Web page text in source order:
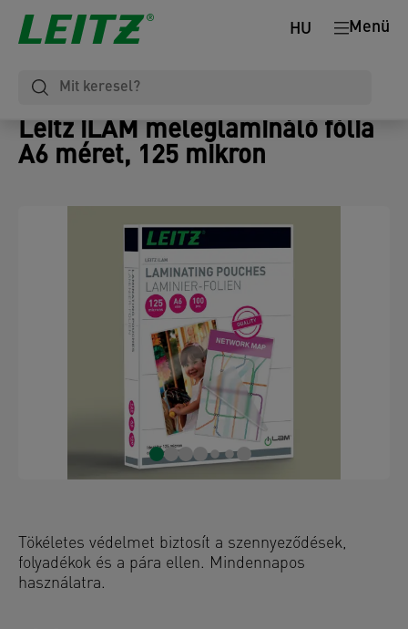
Menü
HU
Leitz iLAM meleglamináló fólia
A6 méret, 125 mikron
Tökéletes védelmet biztosít a szennyeződések,
folyadékok és a pára ellen. Mindennapos
használatra.